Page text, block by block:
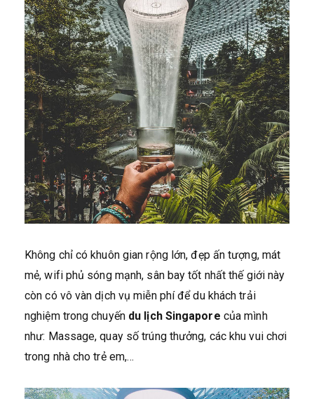
Không chỉ có khuôn gian rộng lớn, đẹp ấn tượng, mát
mẻ, wifi phủ sóng mạnh, sân bay tốt nhất thế giới này
còn có vô vàn dịch vụ miễn phí để du khách trải
nghiệm trong chuyến du lịch Singapore của mình
như: Massage, quay số trúng thưởng, các khu vui chơi
trong nhà cho trẻ em,…